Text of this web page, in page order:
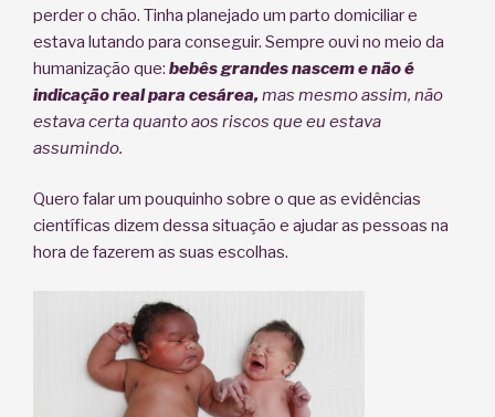
perder o chão. Tinha planejado um parto domiciliar e
estava lutando para conseguir. Sempre ouvi no meio da
humanização que: bebês grandes nascem e não é
indicação real para cesárea,mas mesmo assim, não
estava certa quanto aos riscos que eu estava
assumindo.
Quero falar um pouquinho sobre o que as evidências
científicas dizem dessa situação e ajudar as pessoas na
hora de fazerem as suas escolhas.